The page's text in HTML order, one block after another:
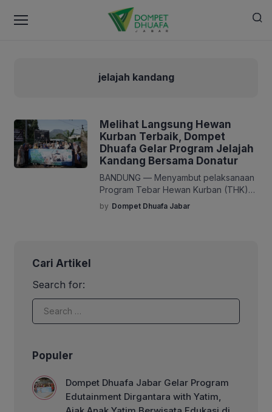
jelajah kandang
Melihat Langsung Hewan
Kurban Terbaik, Dompet
Dhuafa Gelar Program Jelajah
Kandang Bersama Donatur
BANDUNG — Menyambut pelaksanaan
Program Tebar Hewan Kurban (THK)
1447 H, Dompet Dhuafa terus
memperkuat edukasi kepada
Ujungberung, Kota Bandung, pada
dengan sesi berbagi […]
by Dompet Dhuafa Jabar
Cari Artikel
Search for:
Populer
Dompet Dhuafa Jabar Gelar Program
Edutainment Dirgantara with Yatim,